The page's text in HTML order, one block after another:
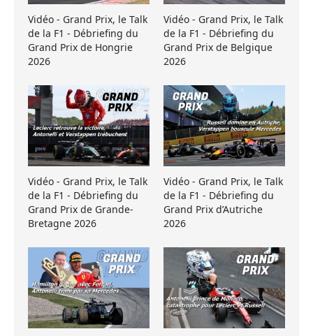
Vidéo - Grand Prix, le Talk
de la F1 - Débriefing du
Grand Prix de Hongrie
2026
Vidéo - Grand Prix, le Talk
de la F1 - Débriefing du
Grand Prix de Belgique
2026
Vidéo - Grand Prix, le Talk
de la F1 - Débriefing du
Grand Prix de Grande-
Bretagne 2026
Vidéo - Grand Prix, le Talk
de la F1 - Débriefing du
Grand Prix d’Autriche
2026